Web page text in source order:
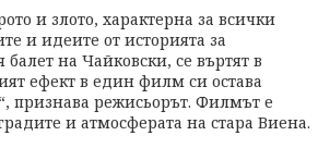
и злото, характерна за всички
и идеите от историята за
на Чайковски, се въртят в
ефект в един филм си остава
признава режисьорът. Филмът е
и атмосферата на стара Виена.